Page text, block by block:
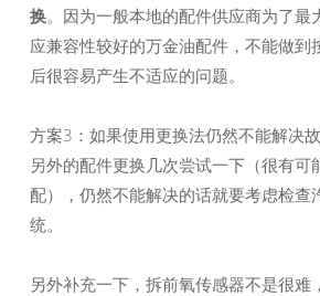
换。因为一般本地的配件供应商为了最
应兼容性较好的万金油配件，不能做到
后很容易产生不适应的问题。
方案3：如果使用更换法仍然不能解决
另外的配件更换几次尝试一下（很有可
配），仍然不能解决的话就要考虑检查
统。
另外补充一下，拆前氧传感器不是很难